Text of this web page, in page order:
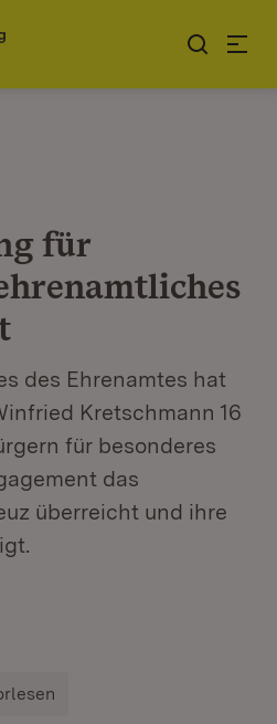
für
des Ehrenamtes hat
Kretschmann 16
für besonderes
das
überreicht und ihre